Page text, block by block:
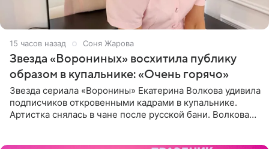
15 часов назад Соня Жарова
Звезда «Ворониных» восхитила публику
образом в купальнике: «Очень горячо»
Звезда сериала «Воронины» Екатерина Волкова удивила
подписчиков откровенными кадрами в купальнике.
Артистка снялась в чане после русской бани. Волкова